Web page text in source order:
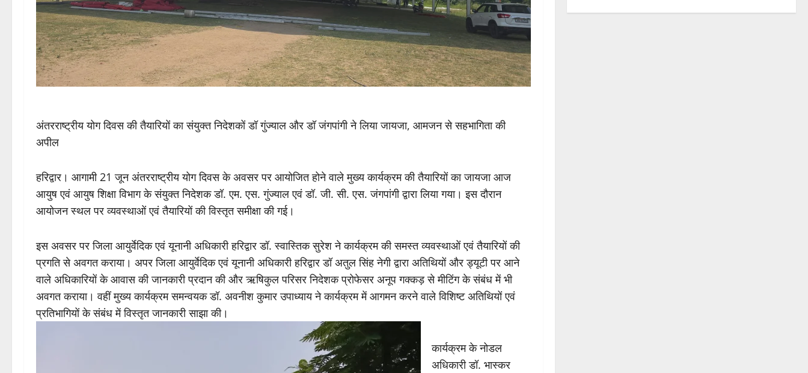
अंतरराष्ट्रीय योग दिवस की तैयारियों का संयुक्त निदेशकों डॉ गुंज्याल और डॉ जंगपांगी ने लिया जायजा, आमजन से सहभागिता की
अपील
‎हरिद्वार। आगामी 21 जून अंतरराष्ट्रीय योग दिवस के अवसर पर आयोजित होने वाले मुख्य कार्यक्रम की तैयारियों का जायजा आज
आयुष एवं आयुष शिक्षा विभाग के संयुक्त निदेशक डॉ. एम. एस. गुंज्याल एवं डॉ. जी. सी. एस. जंगपांगी द्वारा लिया गया। इस दौरान
आयोजन स्थल पर व्यवस्थाओं एवं तैयारियों की विस्तृत समीक्षा की गई।
‎इस अवसर पर जिला आयुर्वेदिक एवं यूनानी अधिकारी हरिद्वार डॉ. स्वास्तिक सुरेश ने कार्यक्रम की समस्त व्यवस्थाओं एवं तैयारियों की
प्रगति से अवगत कराया। अपर जिला आयुर्वेदिक एवं यूनानी अधिकारी हरिद्वार डॉ अतुल सिंह नेगी द्वारा अतिथियों और ड्यूटी पर आने
वाले अधिकारियों के आवास की जानकारी प्रदान की और ऋषिकुल परिसर निदेशक प्रोफेसर अनूप गक्कड़ से मीटिंग के संबंध में भी
अवगत कराया। वहीं मुख्य कार्यक्रम समन्वयक डॉ. अवनीश कुमार उपाध्याय ने कार्यक्रम में आगमन करने वाले विशिष्ट अतिथियों एवं
प्रतिभागियों के संबंध में विस्तृत जानकारी साझा की।
‎कार्यक्रम के नोडल
अधिकारी डॉ. भास्कर